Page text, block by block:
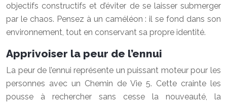
objectifs constructifs et d’éviter de se laisser submerger
par le chaos. Pensez à un caméléon : il se fond dans son
environnement, tout en conservant sa propre identité.
Apprivoiser la peur de l’ennui
La peur de l’ennui représente un puissant moteur pour les
personnes avec un Chemin de Vie 5. Cette crainte les
pousse à rechercher sans cesse la nouveauté, la